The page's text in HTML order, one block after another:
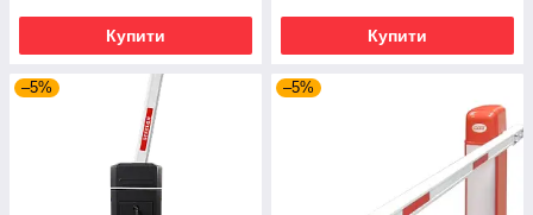
Купити Купити
–5% –5%